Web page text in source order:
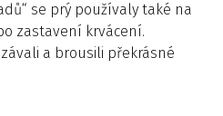
se prý používaly také na
zastavení krvácení.
a brousili překrásné